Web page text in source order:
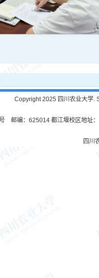
Copyright 2025 四川农业大学.
邮编：625014 都江堰校区地址
四川